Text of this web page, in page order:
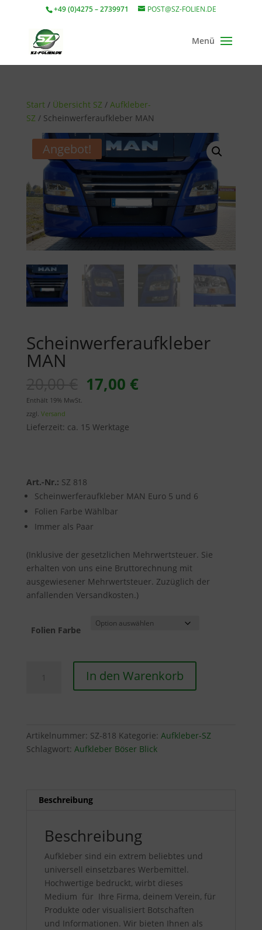
+49 (0)4275 – 2739971 POST@SZ-FOLIEN.DE
Start/ Übersicht SZ/ Aufkleber-
SZ/ Scheinwerferaufkleber MAN
Angebot!
Scheinwerferaufkleber
MAN
Ursprünglicher
Preis
20,00 €
17,00 €Aktueller
Preis
Enthält 19% MwSt.
zzgl. Versand
Lieferzeit: ca. 15 Werktage
Art.-Nr.: SZ 818
Scheinwerferaufkleber MAN Euro 5 und 6
Folien Farbe Wählbar
Immer als Paar
(Inklusive der gesetzlichen Mehrwertsteuer. Sie
erhalten von uns eine Bruttorechnung mit
ausgewiesener Mehrwertsteuer. Zuzüglich der
anfallenden Versandkosten.)
Folien Farbe
In den Warenkorb
Artikelnummer: SZ-818 Kategorie: Aufkleber-SZ
Schlagwort: Aufkleber Böser Blick
Beschreibung
Beschreibung
Aufkleber sind ein extrem beliebtes und
universell einsetzbares Werbemittel.
Hochwertige bedruckt, wirbt dieses
Medium für Ihre Firma, deinem Verein, für
Produkte oder visualisiert Botschaften
und Informationen. Wir bieten Ihnen als